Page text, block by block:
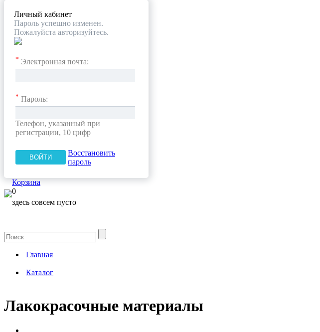
Личный кабинет
Пароль успешно изменен.
Пожалуйста авторизуйтесь.
* Электронная почта:
* Пароль:
Телефон, указанный при
регистрации, 10 цифр
Восстановить
пароль
Корзина
0
здесь совсем пусто
Главная
Каталог
Лакокрасочные материалы